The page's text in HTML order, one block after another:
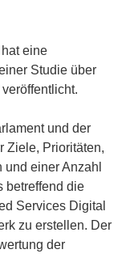
eine
Studie über
und der
Ziele, Prioritäten,
einer Anzahl
betreffend die
Services Digital
zu erstellen. Der
der